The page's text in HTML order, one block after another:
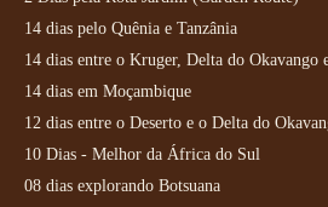
14 dias pelo Quênia e Tanzânia
14 dias entre o Kruger, Delta do Okavango
14 dias em Moçambique
12 dias entre o Deserto e o Delta do
10 Dias - Melhor da África do Sul
08 dias explorando Botsuana